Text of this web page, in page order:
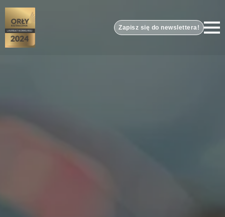
Zapisz się do newslettera!